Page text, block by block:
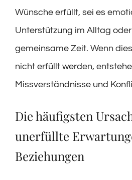
Wünsche erfüllt, sei es
Unterstützung im Alltag
gemeinsame Zeit. Wenn
nicht erfüllt werden,
Missverständnisse und
Die häufigsten
unerfüllte
Beziehungen